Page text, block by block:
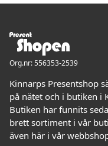
Org.nr: 556353-2539
Kinnarps Presentshop
på nätet och i butiken i
Butiken har funnits
brett sortiment i vår
även här i vår